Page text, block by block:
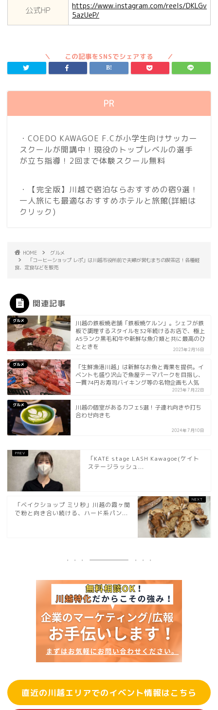
公式HP
https://www.instagram.com/reels/DKLGv
5azUeP/
PR
・COEDO KAWAGOE F.Cが小学生向けサッカー
スクールが開講中！現役のトップレベルの選手
が立ち指導！2回まで体験スクール無料
・【完全版】川越で宿泊ならおすすめの宿9選！
一人旅にも最適なおすすめホテルと旅館(詳細は
クリック)
HOME
グルメ
「コーヒーショップ レポ」は川越市役所前で夫婦が営むまちの喫茶店！各種軽
食、定食などを販売
関連記事
グルメ
川越の鉄板焼老舗「鉄板焼ケルン」。シェフが鉄
板で調理するスタイルを32年続けるお店で、極上
A5ランク黒毛和牛や新鮮な魚介類と共に最高のひ
とときを
2023年2月16日
グルメ
「生鮮漁港川越」は新鮮なお魚と青果を提供。イ
ベントも盛り沢山で魚屋テーマパークを目指し、
一貫74円お寿司バイキング等の名物企画も人気
2023年7月22日
グルメ
川越の個室があるカフェ5選！子連れ向きや打ち
合わせ向きも
2024年7月10日
「KATE stage LASH Kawagoe(ケイト
ステージラッシュ...
「ベイクショップ ミリ秒」川越の霞ヶ関
で粉と向き合い続ける、ハード系パン...
直近の川越エリアでのイベント情報はこちら